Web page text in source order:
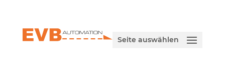
Seite auswählen